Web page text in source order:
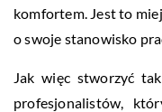
komfortem. Jest to
o swoje stanowisko
Jak więc stworzyć
profesjonalistów,